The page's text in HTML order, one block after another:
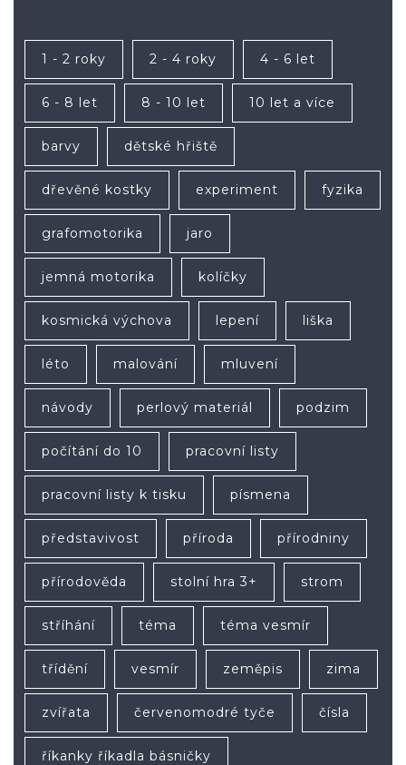
1 - 2 roky 2 - 4 roky 4 - 6 let
6 - 8 let 8 - 10 let 10 let a více
barvy dětské hřiště
dřevěné kostky experiment fyzika
grafomotorika jaro
jemná motorika kolíčky
kosmická výchova lepení liška
léto malování mluvení
návody perlový materiál podzim
počítání do 10 pracovní listy
pracovní listy k tisku písmena
představivost příroda přírodniny
přírodověda stolní hra 3+ strom
stříhání téma téma vesmír
třídění vesmír zeměpis zima
zvířata červenomodré tyče čísla
říkanky říkadla básničky